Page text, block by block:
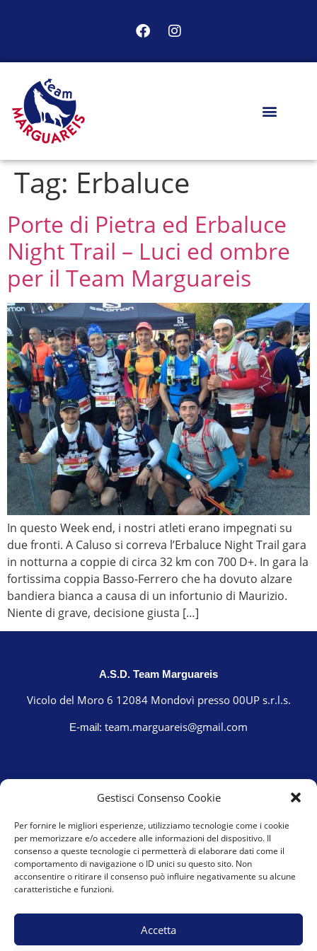
Gestisci Consenso Cookie
Per fornire le migliori esperienze, utilizziamo tecnologie come i cookie
per memorizzare e/o accedere alle informazioni del dispositivo. Il
consenso a queste tecnologie ci permetterà di elaborare dati come il
comportamento di navigazione o ID unici su questo sito. Non
acconsentire o ritirare il consenso può influire negativamente su alcune
caratteristiche e funzioni.
Accetta
Tag: Erbaluce
Porte di Pietra ed Erbaluce
Night Trail – Luci ed ombre
per il Team Marguareis
In questo Week end, i nostri atleti erano impegnati su
due fronti. A Caluso si correva l’Erbaluce Night Trail gara
in notturna a coppie di circa 32 km con 700 D+. In gara la
fortissima coppia Basso-Ferrero che ha dovuto alzare
bandiera bianca a causa di un infortunio di Maurizio.
Niente di grave, decisione giusta […]
A.S.D. Team Marguareis
Vicolo del Moro 6 12084 Mondovì presso 00UP s.r.l.s.
E-mail: team.marguareis@gmail.com
Privacy Policy